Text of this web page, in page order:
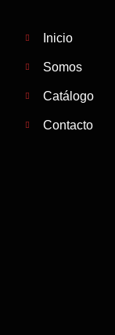
Inicio
Somos
Catálogo
Contacto